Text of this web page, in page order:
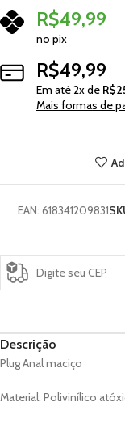
R$49,99
no pix
R$49,99
Em até2x de R$
Mais formas de
EAN: 618341209831
Descrição
Plug Anal maciço
Material: Polivinílico